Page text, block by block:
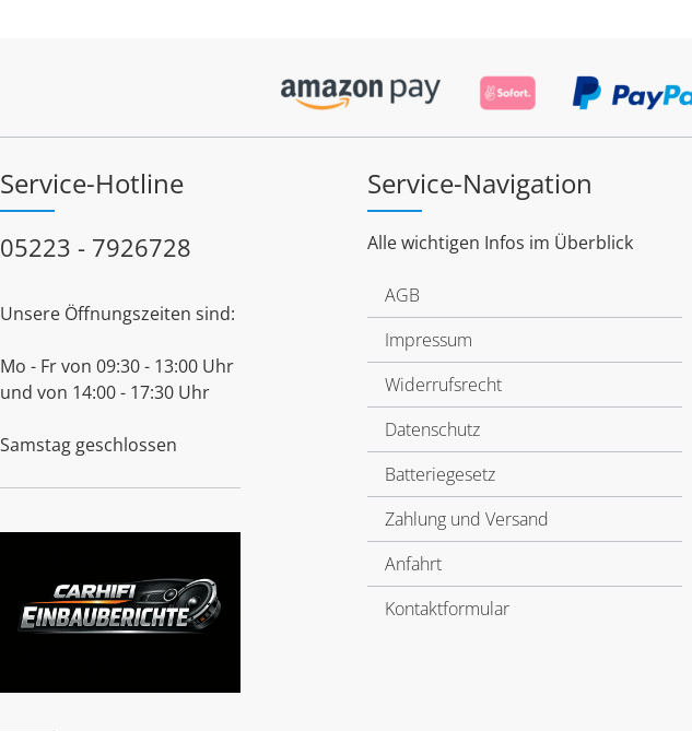
Service-Hotline
05223 - 7926728
Unsere Öffnungszeiten sind:
Mo - Fr von 09:30 - 13:00 Uhr
und von 14:00 - 17:30 Uhr
Samstag geschlossen
Service-Navigation
Alle wichtigen Infos im Überblick
AGB
Impressum
Widerrufsrecht
Datenschutz
Batteriegesetz
Zahlung und Versand
Anfahrt
Kontaktformular